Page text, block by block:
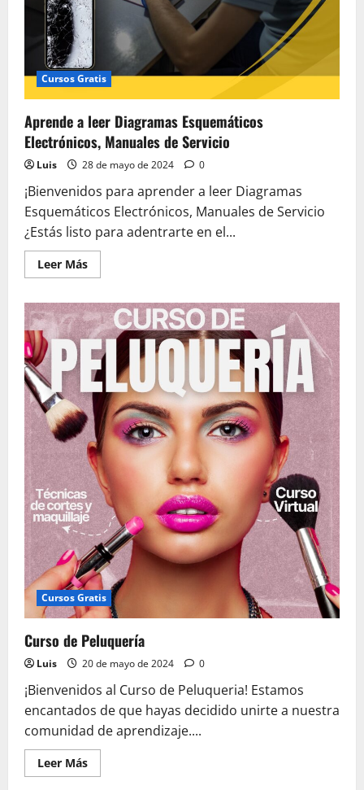
Cursos Gratis
Aprende a leer Diagramas Esquemáticos
Electrónicos, Manuales de Servicio
Luis 28 de mayo de 2024 0
¡Bienvenidos para aprender a leer Diagramas
Esquemáticos Electrónicos, Manuales de Servicio
¿Estás listo para adentrarte en el...
Leer MásLeer
más
Aprende
a
leer
Diagramas
Esquemáticos
Electrónicos,
Manuales
de
Servicio
Cursos Gratis
Curso de Peluquería
Luis 20 de mayo de 2024 0
¡Bienvenidos al Curso de Peluqueria! Estamos
encantados de que hayas decidido unirte a nuestra
comunidad de aprendizaje....
Leer MásLeer
más